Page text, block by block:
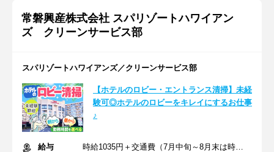
常磐興産株式会社 スパリゾートハワイアン
ズ クリーンサービス部
スパリゾートハワイアンズ／クリーンサービス部
【ホテルのロビー・エントランス清掃】未経
験可◎ホテルのロビーをキレイにするお仕事
♪
給与
時給1035円＋交通費（7月中旬～8月末は時給1100円）